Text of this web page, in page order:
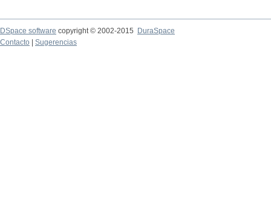
DSpace software copyright © 2002-2015
DuraSpace
Contacto
Sugerencias